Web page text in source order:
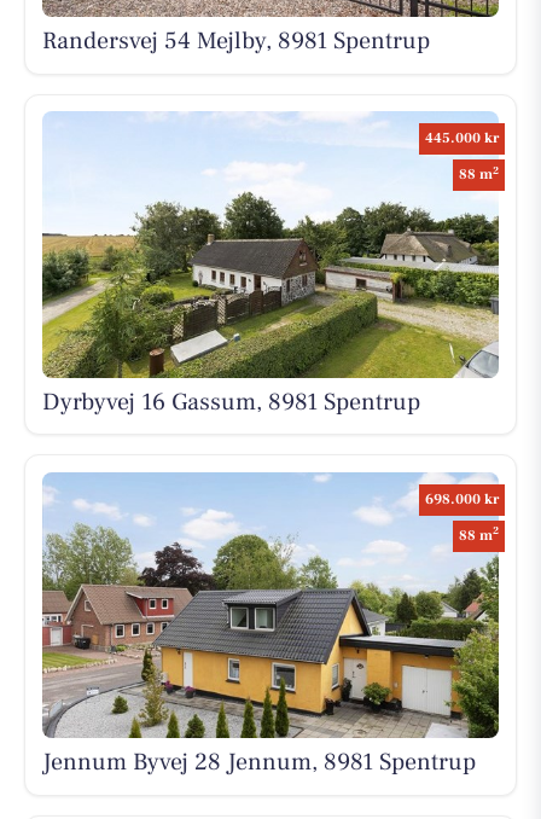
Randersvej 54 Mejlby, 8981 Spentrup
445.000 kr
88 m2
Dyrbyvej 16 Gassum, 8981 Spentrup
698.000 kr
88 m2
Jennum Byvej 28 Jennum, 8981 Spentrup